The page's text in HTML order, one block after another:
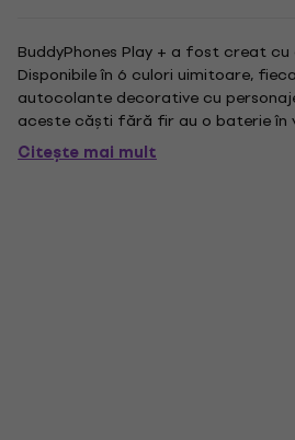
BuddyPhones Play + a fost creat
Disponibile în 6 culori uimitoare,
autocolante decorative cu
aceste căști fără fir au o baterie în
permițându-le copiilor să se miște și
îngrijoreze că un cablu le va
Citește mai mult